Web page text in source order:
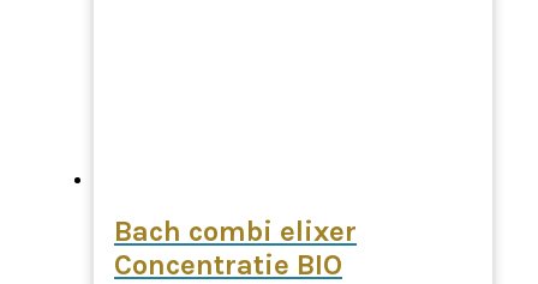
Bach combi elixer
Concentratie BIO